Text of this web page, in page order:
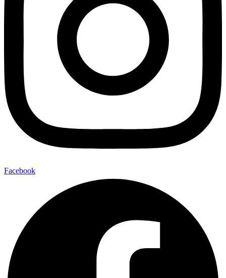
Facebook